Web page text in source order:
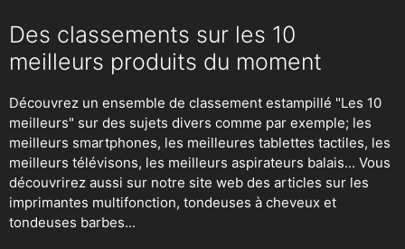
Des classements sur les 10
meilleurs produits du moment
Découvrez un ensemble de classement estampillé "Les 10
meilleurs" sur des sujets divers comme par exemple; les
meilleurs smartphones, les meilleures tablettes tactiles, les
meilleurs télévisons, les meilleurs aspirateurs balais... Vous
découvrirez aussi sur notre site web des articles sur les
imprimantes multifonction, tondeuses à cheveux et
tondeuses barbes...